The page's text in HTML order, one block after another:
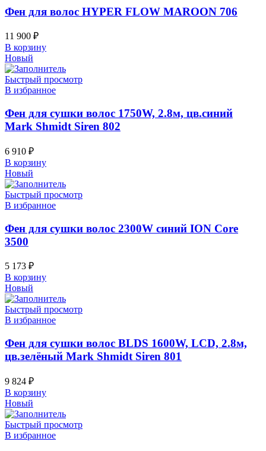
Фен для волос HYPER FLOW MAROON 706
11 900 ₽
В корзину
Новый
Быстрый просмотр
В избранное
Фен для сушки волос 1750W, 2.8м, цв.синий
Mark Shmidt Siren 802
6 910 ₽
В корзину
Новый
Быстрый просмотр
В избранное
Фен для сушки волос 2300W синий ION Core
3500
5 173 ₽
В корзину
Новый
Быстрый просмотр
В избранное
Фен для сушки волос BLDS 1600W, LCD, 2.8м,
цв.зелёный Mark Shmidt Siren 801
9 824 ₽
В корзину
Новый
Быстрый просмотр
В избранное